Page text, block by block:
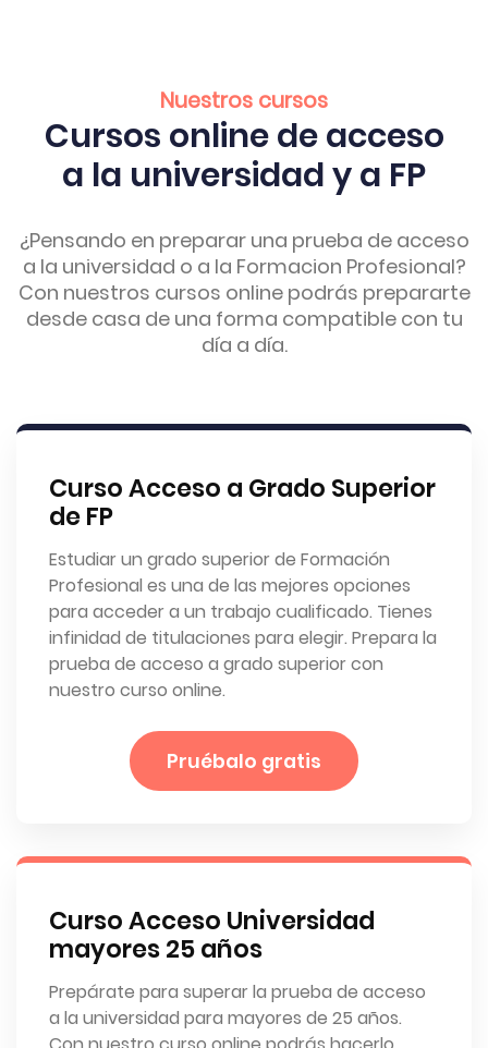
Nuestros cursos
Cursos online de acceso
a la universidad y a FP
¿Pensando en preparar una prueba de acceso
a la universidad o a la Formacion Profesional?
Con nuestros cursos online podrás prepararte
desde casa de una forma compatible con tu
día a día.
Curso Acceso a Grado Superior
de FP
Estudiar un grado superior de Formación
Profesional es una de las mejores opciones
para acceder a un trabajo cualificado. Tienes
infinidad de titulaciones para elegir. Prepara la
prueba de acceso a grado superior con
nuestro curso online.
Pruébalo gratis
Curso Acceso Universidad
mayores 25 años
Prepárate para superar la prueba de acceso
a la universidad para mayores de 25 años.